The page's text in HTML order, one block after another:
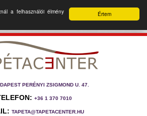
Értem
a felhasználói élmény
PERÉNYI ZSIGMOND U. 47.
+36 1 370 7010
TAPETA@TAPETACENTER.HU